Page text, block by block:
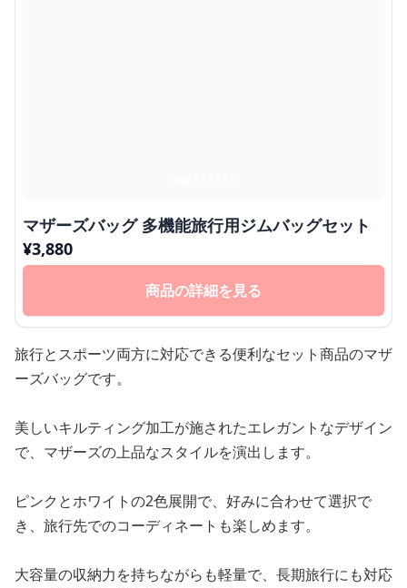
マザーズバッグ 多機能旅行用ジムバッグセット
¥3,880
商品の詳細を見る
旅行とスポーツ両方に対応できる便利なセット商品のマザ
ーズバッグです。
美しいキルティング加工が施されたエレガントなデザイン
で、マザーズの上品なスタイルを演出します。
ピンクとホワイトの2色展開で、好みに合わせて選択で
き、旅行先でのコーディネートも楽しめます。
大容量の収納力を持ちながらも軽量で、長期旅行にも対応